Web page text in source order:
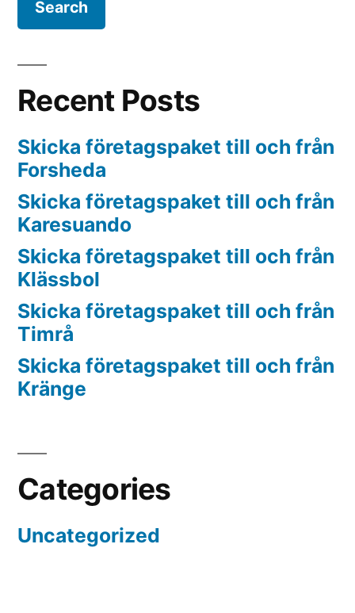
Recent Posts
Skicka företagspaket till och från
Forsheda
Skicka företagspaket till och från
Karesuando
Skicka företagspaket till och från
Klässbol
Skicka företagspaket till och från
Timrå
Skicka företagspaket till och från
Kränge
Categories
Uncategorized